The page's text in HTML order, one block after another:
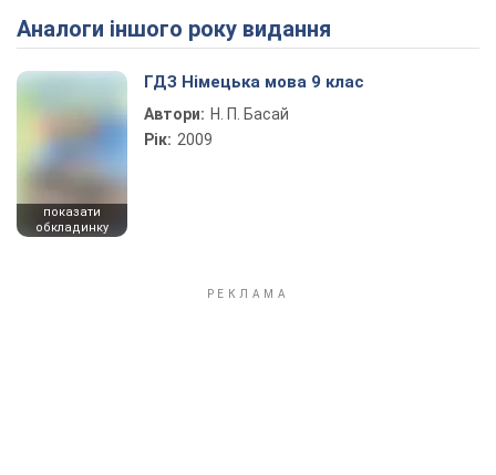
Play Video
Аналоги іншого року видання
показати
обкладинку
ГДЗ Німецька мова 9 клас
Автори: Н. П. Басай
Рік: 2009